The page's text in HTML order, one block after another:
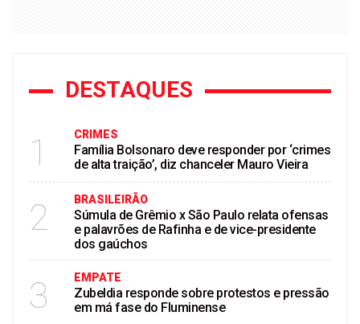
DESTAQUES
1 CRIMES
Família Bolsonaro deve responder por ‘crimes
de alta traição’, diz chanceler Mauro Vieira
2 BRASILEIRÃO
Súmula de Grêmio x São Paulo relata ofensas
e palavrões de Rafinha e de vice-presidente
dos gaúchos
3 EMPATE
Zubeldia responde sobre protestos e pressão
em má fase do Fluminense